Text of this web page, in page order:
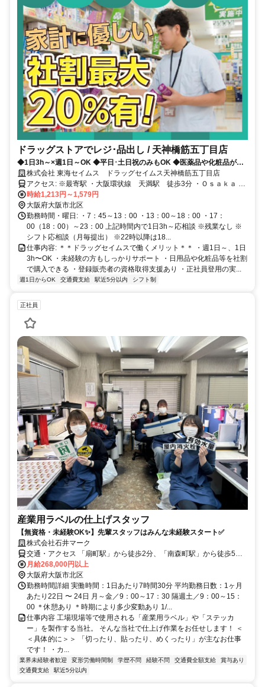
ドラッグストアでレジ･品出し / 天神橋筋五丁目店
◆1日3h～×週1日～OK ◆平日･土日祝のみもOK ◆医薬品や化粧品が社
割(最大20%)でお得に購入可 ◆資格取得支援有
株式会社 東海セイムス ドラッグセイムス天神橋筋五丁目店
アクセス: ※最寄駅 ・大阪環状線 天満駅 徒歩3分 ・Ｏｓａｋａ Ｍ
ｅｔｒｏ堺筋線 天神橋筋六丁目駅 徒歩4分 ・Ｏｓａｋａ Ｍｅｔｒ
ｏ堺筋線 扇町駅 徒歩5分 ーーーーーーーーーーーーーーーーーー
ーーーー
時給1,213円～1,579円
大阪府大阪市北区
勤務時間・曜日: ・7：45～13：00 ・13：00～18：00 ・17：
00（18：00）～23：00 上記時間内で1日3h～応相談 ※残業なし ※
シフト応相談（月毎提出） ※22時以降は18...
仕事内容: ＊＊ドラッグセイムスで働くメリット＊＊ ・週1日～、1日
3h〜OK ・未経験の方もしっかりサポート ・日用品や化粧品等を社割
で購入できる ・登録販売者の資格取得支援あり ・正社員登用の実...
週1日からOK 交通費支給 駅近5分以内 シフト制
正社員
産業用ラベルの仕上げスタッフ
【無資格・未経験OK✨】先輩スタッフはみんな未経験スタート✅
株式会社石井マーク
交通・アクセス 「扇町駅」から徒歩2分、「南森町駅」から徒歩5
分、「天満駅」から徒歩8分、「大阪天満宮駅」から徒歩7分
月給268,000円以上
大阪府大阪市北区
勤務時間詳細 実働時間：1日あたり7時間30分 平均勤務日数：1ヶ月
あたり22日 〜 24日 月～金／9：00～17：30 隔週土／9：00～15：
00 ＊休憩あり ＊時期により多少変動あり 1/...
仕事内容 工場現場等で使用される「産業用ラベル」や「ステッカ
ー」を製作する当社。 そんな当社で仕上げ作業をお任せします！ ＜
＜具体的に＞＞ 「切ったり、貼ったり、めくったり」が主なお仕事
です！ ・カ...
業界未経験者歓迎 変形労働時間制 学歴不問 経験不問 交通費全額支給
賞与あり
交通費支給
駅近5分以内